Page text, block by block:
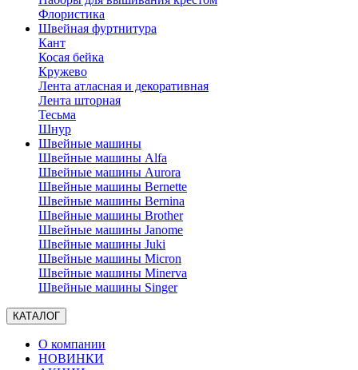
Флористика
Швейная фуртнитура
Кант
Косая бейка
Кружево
Лента aтласная и декоративная
Лента шторная
Тесьма
Шнур
Швейные машины
Швейные машины Alfa
Швейные машины Aurora
Швейные машины Bernette
Швейные машины Bernina
Швейные машины Brother
Швейные машины Janome
Швейные машины Juki
Швейные машины Micron
Швейные машины Minerva
Швейные машины Singer
КАТАЛОГ
О компании
НОВИНКИ